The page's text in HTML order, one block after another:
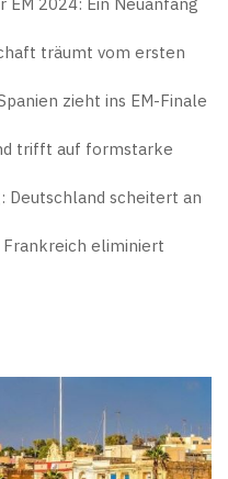
2024: Ein Neuanfang
träumt vom ersten
zieht ins EM-Finale
trifft auf formstarke
Deutschland scheitert an
eliminiert